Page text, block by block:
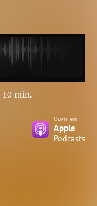
10 min.
Ouvir em
Apple
Podcasts